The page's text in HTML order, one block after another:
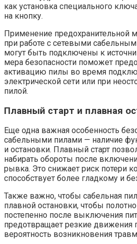
как установка специального
на кнопку.
Применение предохранительной
при работе с сетевыми
могут быть подключены к
мера безопасности поможет
активацию пилы во время
электрической сети или при
пилой.
Плавный старт и плавная
Еще одна важная особенность
сабельными пилами — наличие
и остановки. Плавный старт
набирать обороты после
рывка. Это снижает риск потери
способствует более гладкому и
Также важно, чтобы сабельная
плавной остановки, чтобы
постепенно после выключения
предотвращает резкие
вероятность возникновения